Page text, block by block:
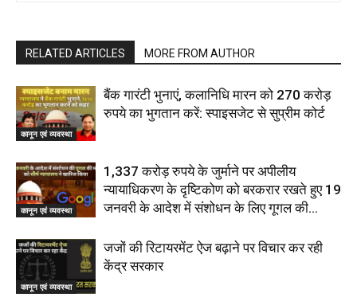
RELATED ARTICLES MORE FROM AUTHOR
कानून एवं व्यवस्था
बैंक गारंटी भुनाएं, कलानिधि मारन को 270 करोड़
रुपये का भुगतान करें: स्पाइसजेट से सुप्रीम कोर्ट
कानून एवं व्यवस्था
1,337 करोड़ रुपये के जुर्माने पर अपीलीय
न्यायाधिकरण के दृष्टिकोण को बरकरार रखते हुए 19
जनवरी के आदेश में संशोधन के लिए गूगल की...
कानून एवं व्यवस्था
जजों की रिटायरमेंट ऐज बढ़ाने पर विचार कर रही
केंद्र सरकार